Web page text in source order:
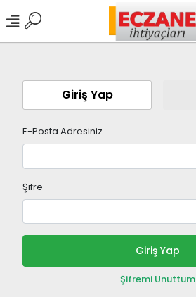
Giriş Yap
E-Posta Adresiniz
Şifre
Giriş Yap
Şifremi Unuttum